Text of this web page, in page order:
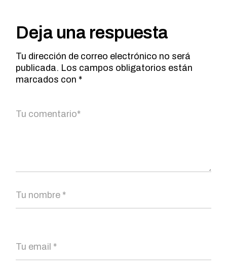
Deja una respuesta
Tu dirección de correo electrónico no será
publicada. Los campos obligatorios están
marcados con *